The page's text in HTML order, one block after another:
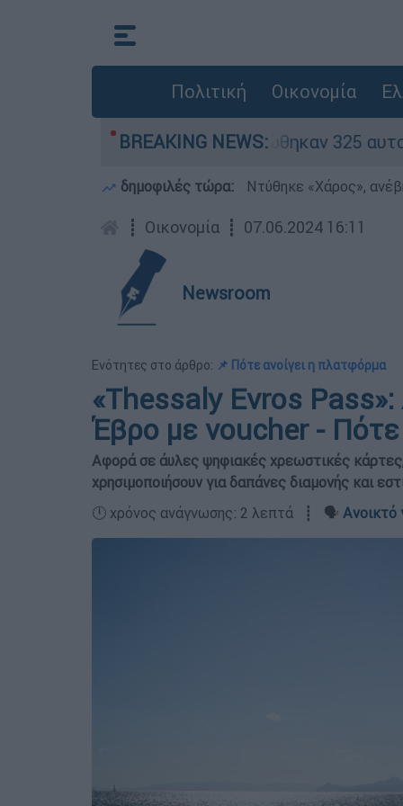
Πολιτική Οικονομία
BREAKING NEWS:
- Ολοκληρώθηκαν 325 αυτοψίες
δημοφιλές τώρα: Ντύθηκε «Χάρος»,
┋ Οικονομία ┋ 07.06.2024 16:11
Newsroom
Ενότητες στο άρθρο: 📌 Πότε ανοίγει η πλατφόρμα
«Thessaly Evros
Έβρο με voucher -
Αφορά σε άυλες ψηφιακές χρεωστικές κάρτες,
χρησιμοποιήσουν για δαπάνες διαμονής και
🕛 χρόνος ανάγνωσης: 2 λεπτά ┋ 🗣️ Ανοικτό